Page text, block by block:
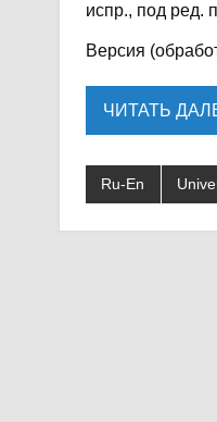
испр., под ред.
Версия
ЧИТАТЬ
Ru-En